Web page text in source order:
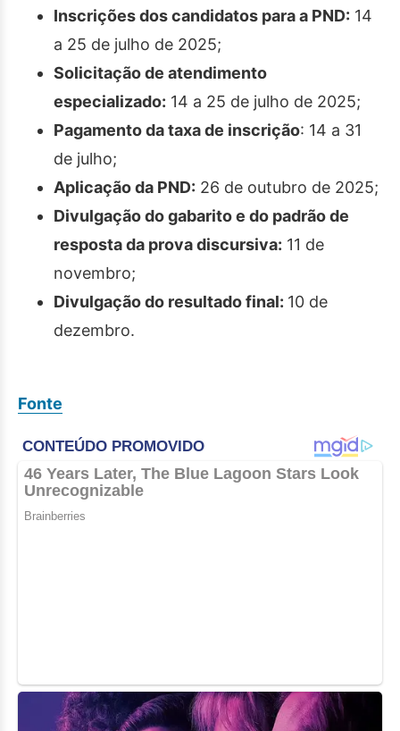
Inscrições dos candidatos para a PND: 14
a 25 de julho de 2025;
Solicitação de atendimento
especializado: 14 a 25 de julho de 2025;
Pagamento da taxa de inscrição: 14 a 31
de julho;
Aplicação da PND: 26 de outubro de 2025;
Divulgação do gabarito e do padrão de
resposta da prova discursiva: 11 de
novembro;
Divulgação do resultado final: 10 de
dezembro.
Fonte